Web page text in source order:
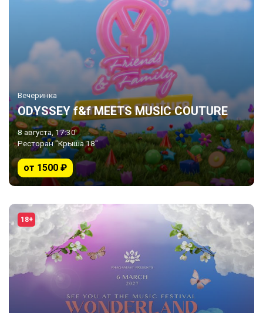
Вечеринка
ODYSSEY f&f MEETS MUSIC COUTURE
8 августа, 17:30
Ресторан "Крыша 18"
от 1500 ₽
18+